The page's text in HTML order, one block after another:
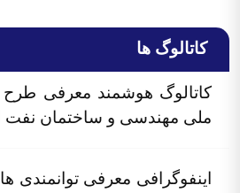
کاتالوگ ها
کاتالوگ هوشمند معرفی طرح
ملی مهندسی و ساختمان نفت ایران -
اینفوگرافی معرفی توانمندی